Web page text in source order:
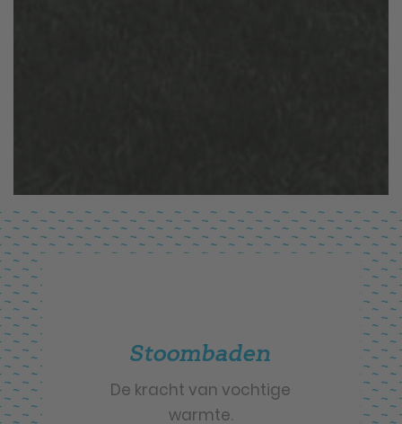
Stoombaden
De kracht van vochtige
warmte.